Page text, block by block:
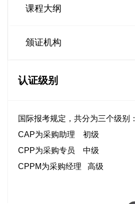
课程大纲
颁证机构
认证级别
国际报考规定，共分为三个级别：
CAP为采购助理 初级
CPP为采购专员 中级
CPPM为采购经理 高级